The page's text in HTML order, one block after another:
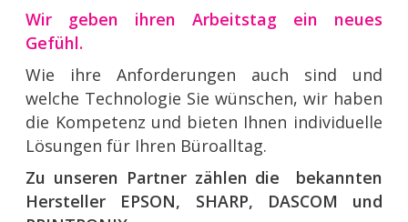
Wir geben ihren Arbeitstag ein neues
Gefühl.
Wie ihre Anforderungen auch sind und
welche Technologie Sie wünschen, wir haben
die Kompetenz und bieten Ihnen individuelle
Lösungen für Ihren Büroalltag.
Zu unseren Partner zählen die bekannten
Hersteller EPSON, SHARP, DASCOM und